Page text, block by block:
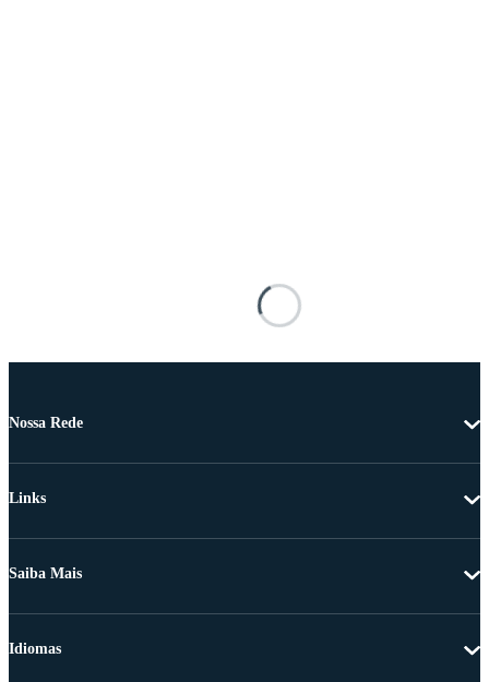
Nossa Rede
Links
Saiba Mais
Idiomas